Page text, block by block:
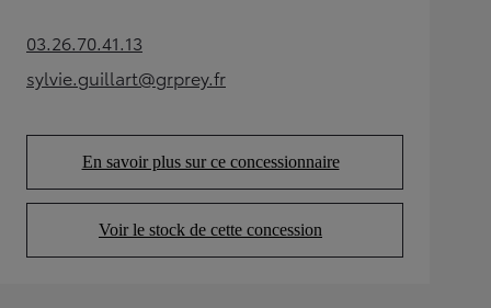
03.26.70.41.13(Opens in new tab)
sylvie.guillart@grprey.fr
(Opens in new tab)
En savoir plus sur ce concessionnaire
(Opens in new tab)
Voir le stock de cette concession
(Opens in new tab)